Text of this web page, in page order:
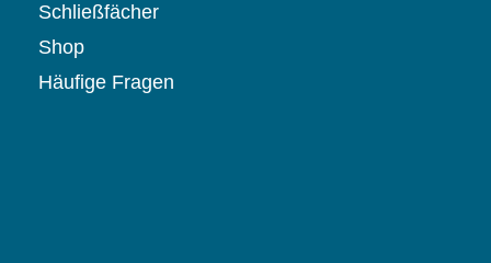
Schließfächer
Shop
Häufige Fragen